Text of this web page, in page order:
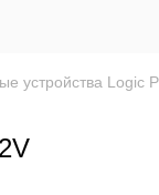
устройства Logic